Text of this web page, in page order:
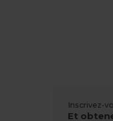
Inscrivez-
Et